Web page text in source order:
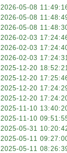
2026-05-08
2026-05-08
2026-05-08
2026-02-03
2026-02-03
2026-02-03
2025-12-20
2025-12-20
2025-12-20
2025-12-20
2025-11-10
2025-11-10
2025-05-31
2025-05-11
2025-05-11